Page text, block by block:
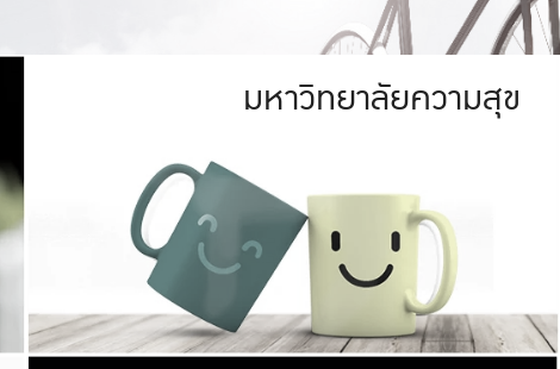
ดใส หนาแน่น
FOREST)
าณ 1,400 ไร่
มหาวิทยาลัย
ให้กับประชาชน
มหาวิทยาลัยความสุข